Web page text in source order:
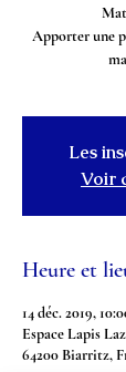
Apporter une
Les
Voir
Heure et
14 déc. 2019,
Espace Lapis
64200 Biarritz,